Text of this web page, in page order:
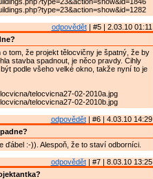
odpovědět| #5 | 2.03.10 01:11
tom, že projekt tělocvičny je špatný, že by
stavba spadnout, je něco pravdy. Cihly
podle všeho velké okno, takže nyní to je
telocvicna27-02-2010a.jpg
telocvicna27-02-2010b.jpg
odpovědět| #6 | 4.03.10 14:29
ďábel :-)). Alespoň, že to staví odborníci.
odpovědět| #7 | 8.03.10 13:25